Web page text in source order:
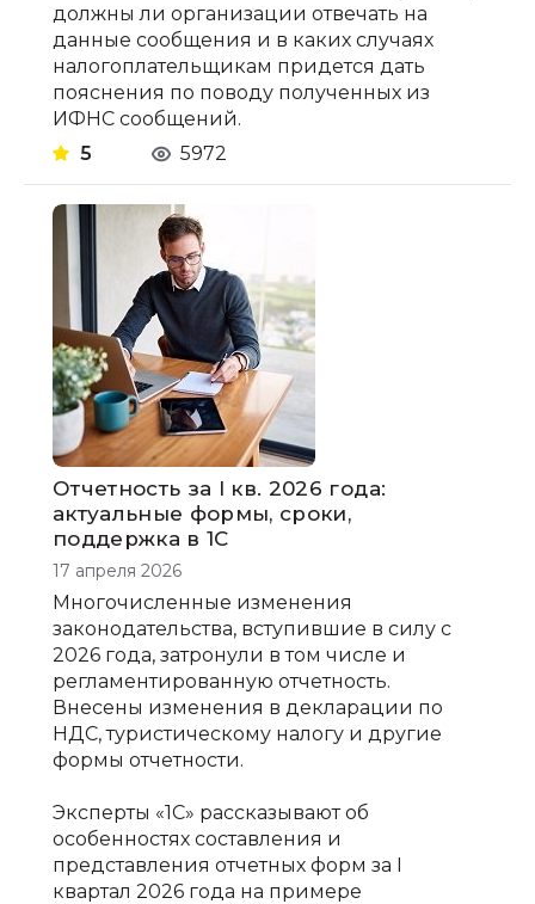
должны ли организации отвечать на
данные сообщения и в каких случаях
налогоплательщикам придется дать
пояснения по поводу полученных из
ИФНС сообщений.
5
5972
Отчетность за I кв. 2026 года:
актуальные формы, сроки,
поддержка в 1С
17 апреля 2026
Многочисленные изменения
законодательства, вступившие в силу с
2026 года, затронули в том числе и
регламентированную отчетность.
Внесены изменения в декларации по
НДС, туристическому налогу и другие
формы отчетности.
Эксперты «1С» рассказывают об
особенностях составления и
представления отчетных форм за I
квартал 2026 года на примере